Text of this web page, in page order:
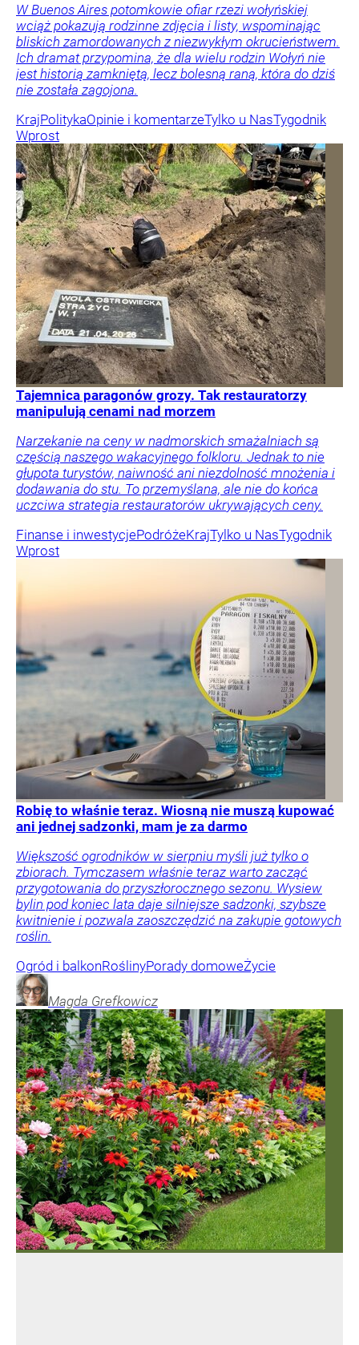
W Buenos Aires potomkowie ofiar rzezi wołyńskiej
wciąż pokazują rodzinne zdjęcia i listy, wspominając
bliskich zamordowanych z niezwykłym okrucieństwem.
Ich dramat przypomina, że dla wielu rodzin Wołyń nie
jest historią zamkniętą, lecz bolesną raną, która do dziś
nie została zagojona.
KrajPolitykaOpinie i komentarzeTylko u NasTygodnik
Wprost
Tajemnica paragonów grozy. Tak restauratorzy
manipulują cenami nad morzem
Narzekanie na ceny w nadmorskich smażalniach są
częścią naszego wakacyjnego folkloru. Jednak to nie
głupota turystów, naiwność ani niezdolność mnożenia i
dodawania do stu. To przemyślana, ale nie do końca
uczciwa strategia restauratorów ukrywających ceny.
Finanse i inwestycjePodróżeKrajTylko u NasTygodnik
Wprost
Robię to właśnie teraz. Wiosną nie muszą kupować
ani jednej sadzonki, mam je za darmo
Większość ogrodników w sierpniu myśli już tylko o
zbiorach. Tymczasem właśnie teraz warto zacząć
przygotowania do przyszłorocznego sezonu. Wysiew
bylin pod koniec lata daje silniejsze sadzonki, szybsze
kwitnienie i pozwala zaoszczędzić na zakupie gotowych
roślin.
Ogród i balkonRoślinyPorady domoweŻycie
Magda Grefkowicz